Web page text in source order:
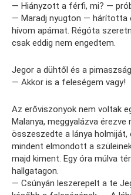
— Hiányzott a férfi, mi? —
— Maradj nyugton — hárította
hívom apámat. Régóta
csak eddig nem engedtem.
Jegor a dühtől és a
— Akkor is a feleségem vagy!
Az erőviszonyok nem voltak
Malanya, meggyalázva érezve
összeszedte a lánya
mindent elmondott a
majd kiment. Egy óra múlva
hallgatagon.
— Csúnyán leszerepelt a te